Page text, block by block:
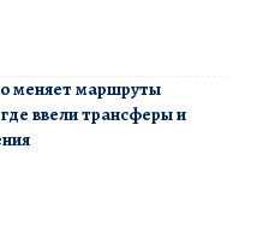
меняет маршруты
ввели трансферы и